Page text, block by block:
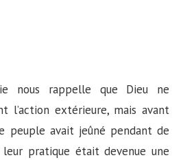
nous rappelle que Dieu ne
l’action extérieure, mais avant
peuple avait jeûné pendant de
leur pratique était devenue une